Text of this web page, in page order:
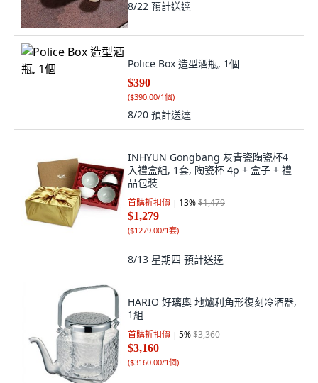
8/22 預計送達
Police Box 造型酒瓶, 1個
$390
($390.00/1個)
8/20 預計送達
INHYUN Gongbang 灰青瓷陶瓷杯4
入禮盒組, 1套, 陶瓷杯 4p + 盒子 + 禮
品包裝
首購折扣價 13%$1,479
$1,279
($1279.00/1套)
8/13 星期四 預計送達
HARIO 好璃奧 地爐利角形復刻冷酒器,
1組
首購折扣價 5%$3,360
$3,160
($3160.00/1個)